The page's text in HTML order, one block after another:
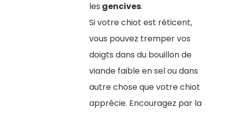
les gencives.
Si votre chiot est réticent,
vous pouvez tremper vos
doigts dans du bouillon de
viande faible en sel ou dans
autre chose que votre chiot
apprécie. Encouragez par la